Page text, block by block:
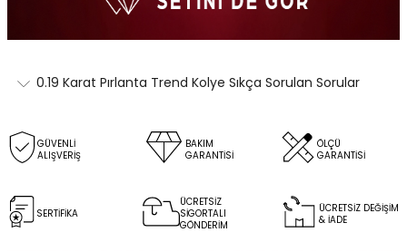
0.19 Karat Pırlanta Trend Kolye Sıkça Sorulan Sorular
GÜVENLİ
ALIŞVERİŞ
BAKIM
GARANTİSİ
ÖLÇÜ
GARANTİSİ
SERTİFİKA
ÜCRETSİZ
SİGORTALI
GÖNDERİM
ÜCRETSİZ DEĞİŞİM
& İADE